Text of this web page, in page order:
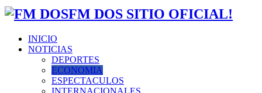
FM DOS SITIO OFICIAL!
INICIO
NOTICIAS
DEPORTES
ECONOMIA
ESPECTACULOS
INTERNACIONALES